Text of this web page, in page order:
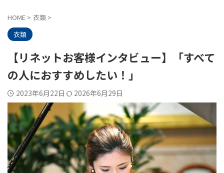
HOME > 衣類 >
衣類
【リネットお客様インタビュー】「すべて
の人におすすめしたい！」
2023年6月22日 2026年6月29日